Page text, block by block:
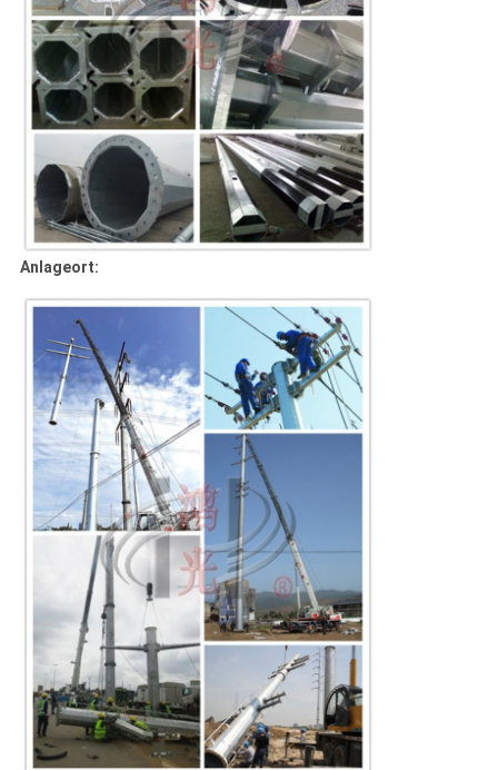
Anlageort: